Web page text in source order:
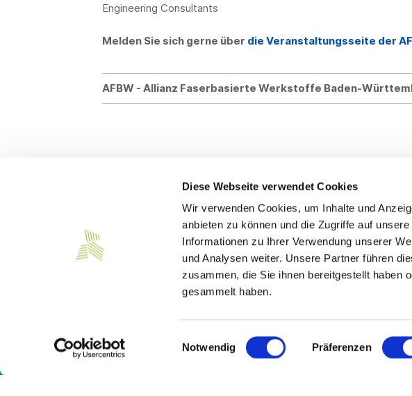
Diese Webseite verwendet Cookies
Wir verwenden Cookies, um Inhalte und
anbieten zu können und die Zugriffe auf
Informationen zu Ihrer Verwendung unserer
und Analysen weiter. Unsere Partner führen
zusammen, die Sie ihnen bereitgestellt haben
gesammelt haben.
Einwilligungsauswahl
Notwendig Präferenzen
Engineering Consultants
Melden Sie sich gerne über die Veranstaltungsseite der
AFBW - Allianz Faserbasierte Werkstoffe Baden-
Südwesttextil e. V.
Türlenstraße 6
info@suedwesttextil.de
Service
Mitglied
Presse